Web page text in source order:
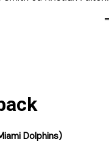
Dolphins)